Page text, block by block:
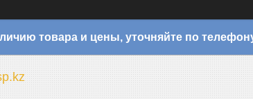
товара и цены, уточняйте по